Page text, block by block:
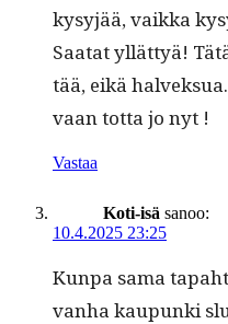
kysyjää, vaik­ka
Saatat yllät­tyä!
tää, eikä
vaan tot­ta jo nyt !
Vastaa
Koti-isä sanoo:
10.4.2025 23:25
Kun­pa sama
van­ha kaupun­ki